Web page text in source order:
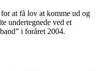
at få lov at komme ud og
undertegnede ved et
i foråret 2004.